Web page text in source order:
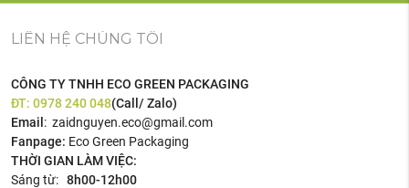
LIÊN HỆ CHÚNG TÔI
CÔNG TY TNHH ECO GREEN PACKAGING
ĐT:0978 240 048(Call/ Zalo)
Email : zaidnguyen.eco@gmail.com
Fanpage: Eco Green Packaging
THỜI GIAN LÀM VIỆC:
Sáng từ:8h00-12h00